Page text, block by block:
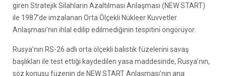
giren Stratejik Silahların Azaltılması Anlaşması (NEW START)
ile 1987’de imzalanan Orta Ölçekli Nükleer Kuvvetler
Anlaşması’nın ihlal edilip edilmediğinin tespitini öngörüyor.
Rusya’nın RS-26 adlı orta ölçekli balistik füzelerini savaş
başlıkları ile test ettiği kaydedilen yasa maddesinde, Rusya’nın,
söz konusu füzenin de NEW START Anlaşması’nın ana